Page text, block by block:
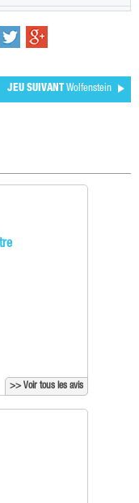
JEU SUIVANT Wolfenstein
>> Voir tous les avis